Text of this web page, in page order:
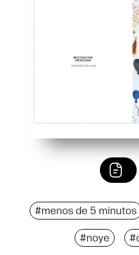
#menos de 5 minutos
#noye